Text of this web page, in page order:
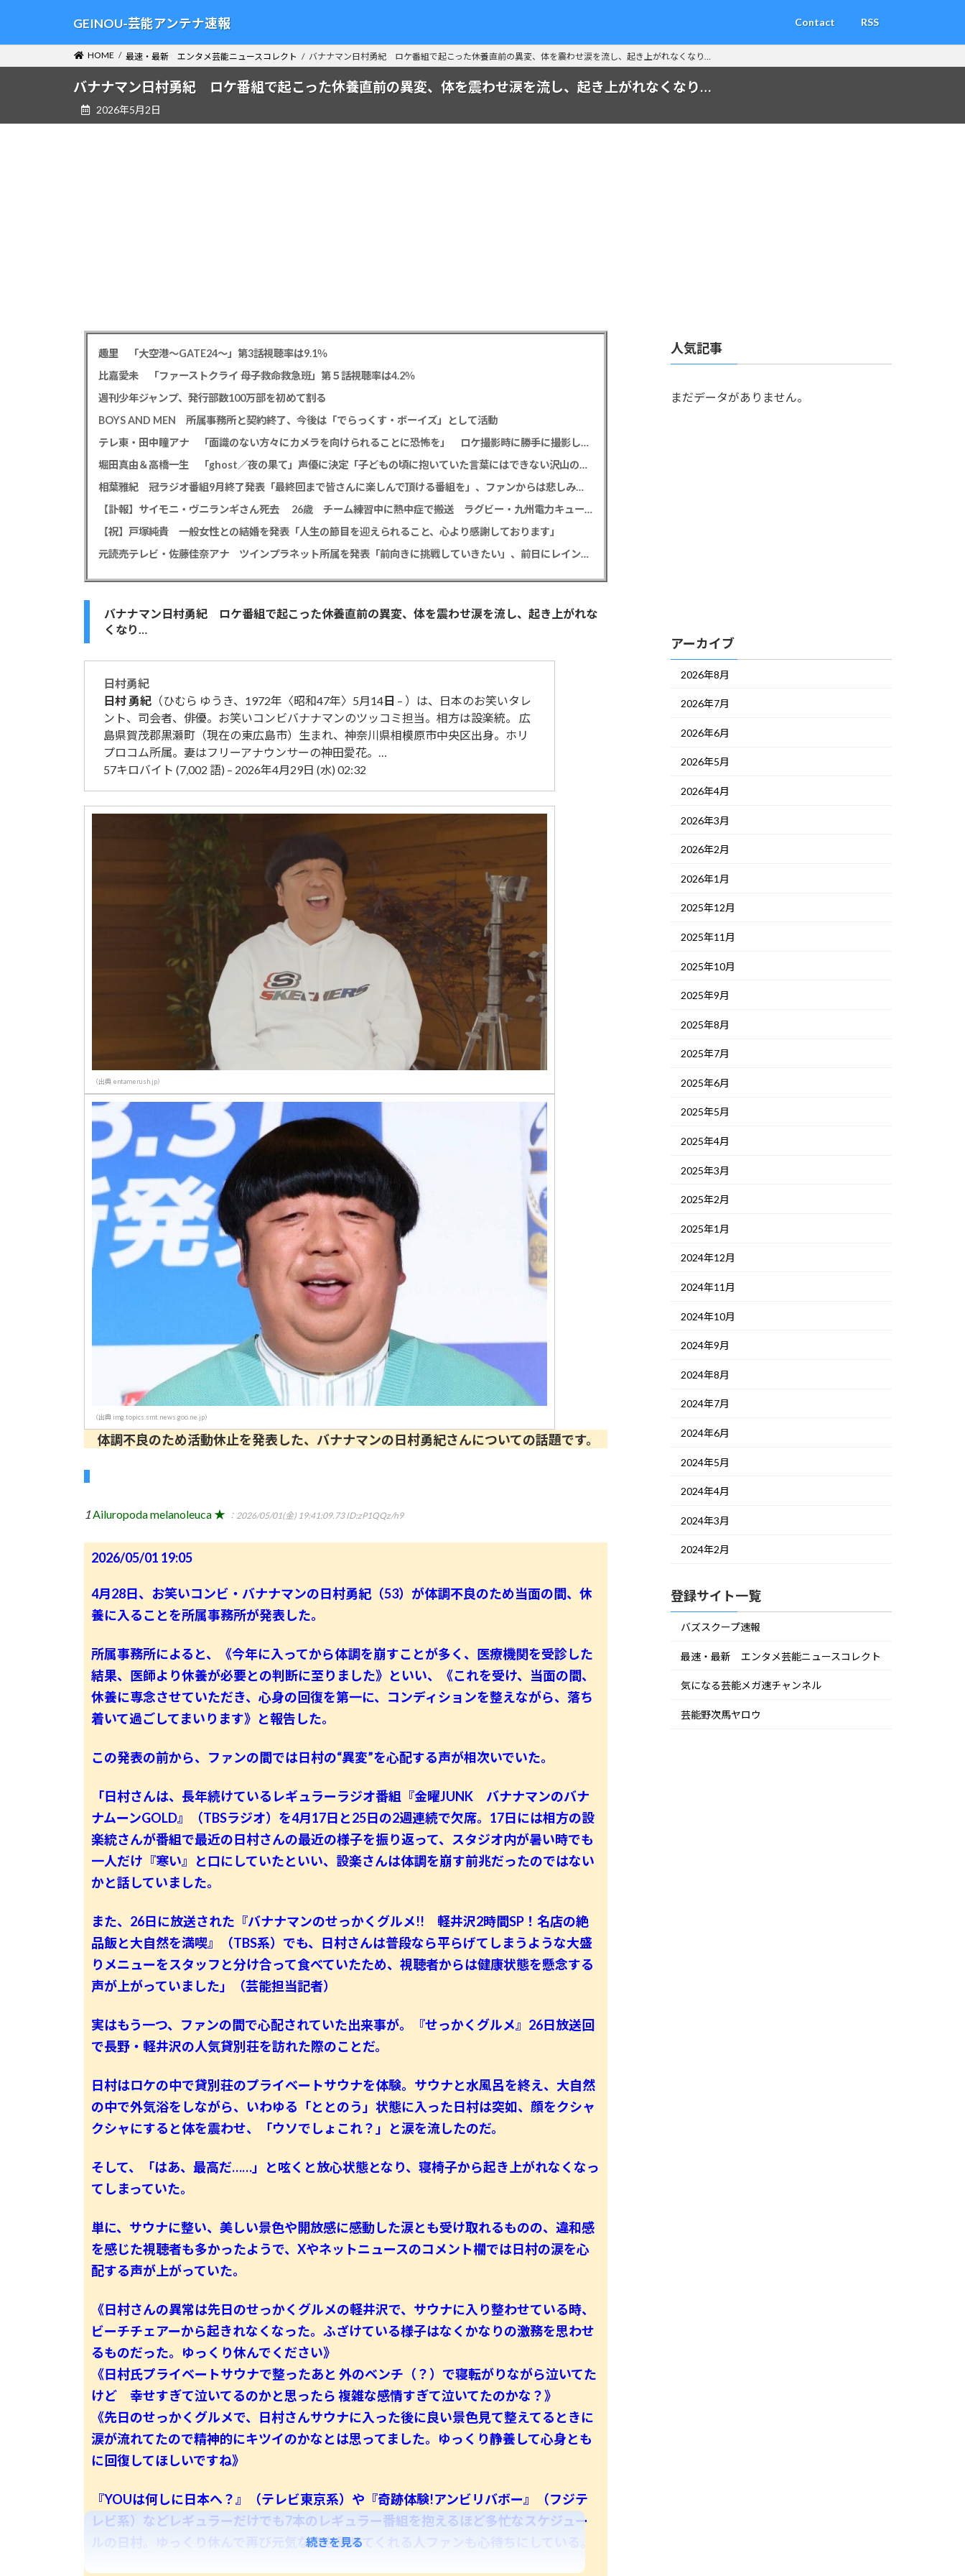
テ
ゲ
GEINOU-芸能アンテナ速報 Contact RSS
HOME 最速・最新 エンタメ芸能ニュースコレクト バナナマン日村勇紀 ロケ番組で起こった休養直前の異変、体を震わせ涙を流し、起き上がれなくなり…
バナナマン日村勇紀 ロケ番組で起こった休養直前の異変、体を震わせ涙を流し、起き上がれなくなり…
2026年5月2日
趣里 「大空港～GATE24～」第3話視聴率は9.1％
比嘉愛未 「ファーストクライ 母子救命救急班」第５話視聴率は4.2％
週刊少年ジャンプ、発行部数100万部を初めて割る
BOYS AND MEN 所属事務所と契約終了、今後は「でらっくす・ボーイズ」として活動
テレ東・田中瞳アナ 「面識のない方々にカメラを向けられることに恐怖を」 ロケ撮影時に勝手に撮影してくる人に注意喚起
堀田真由＆高橋一生 「ghost／夜の果て」声優に決定「子どもの頃に抱いていた言葉にはできない沢山の感情を思い出しました」
相葉雅紀 冠ラジオ番組9月終了発表「最終回まで皆さんに楽しんで頂ける番組を」、ファンからは悲しみの声
【訃報】サイモニ・ヴニランギさん死去 26歳 チーム練習中に熱中症で搬送 ラグビー・九州電力キューデンヴォルテクス選手
【祝】戸塚純貴 一般女性との結婚を発表「人生の節目を迎えられること、心より感謝しております」
元読売テレビ・佐藤佳奈アナ ツインプラネット所属を発表「前向きに挑戦していきたい」、前日にレインボー池田直人と結婚発表
バナナマン日村勇紀 ロケ番組で起こった休養直前の異変、体を震わせ涙を流し、起き上がれな
くなり…
日村勇紀
日村 勇紀 （ひむら ゆうき、1972年〈昭和47年〉5月14日 – ）は、日本のお笑いタレ
ント、司会者、俳優。お笑いコンビバナナマンのツッコミ担当。相方は設楽統。 広
島県賀茂郡黒瀬町（現在の東広島市）生まれ、神奈川県相模原市中央区出身。ホリ
プロコム所属。妻はフリーアナウンサーの神田愛花。…
57キロバイト (7,002 語) – 2026年4月29日 (水) 02:32
（出典 entamerush.jp）
（出典 img.topics.smt.news.goo.ne.jp）
体調不良のため活動休止を発表した、バナナマンの日村勇紀さんについての話題です。
1 Ailuropoda melanoleuca ★ ：2026/05/01(金) 19:41:09.73ID:zP1QQz/h9
2026/05/01 19:05
4月28日、お笑いコンビ・バナナマンの日村勇紀（53）が体調不良のため当面の間、休
養に入ることを所属事務所が発表した。
所属事務所によると、《今年に入ってから体調を崩すことが多く、医療機関を受診した
結果、医師より休養が必要との判断に至りました》といい、《これを受け、当面の間、
休養に専念させていただき、心身の回復を第一に、コンディションを整えながら、落ち
着いて過ごしてまいります》と報告した。
この発表の前から、ファンの間では日村の“異変”を心配する声が相次いでいた。
「日村さんは、長年続けているレギュラーラジオ番組『金曜JUNK バナナマンのバナ
ナムーンGOLD』（TBSラジオ）を4月17日と25日の2週連続で欠席。17日には相方の設
楽統さんが番組で最近の日村さんの最近の様子を振り返って、スタジオ内が暑い時でも
一人だけ『寒い』と口にしていたといい、設楽さんは体調を崩す前兆だったのではない
かと話していました。
また、26日に放送された『バナナマンのせっかくグルメ!! 軽井沢2時間SP！名店の絶
品飯と大自然を満喫』（TBS系）でも、日村さんは普段なら平らげてしまうような大盛
りメニューをスタッフと分け合って食べていたため、視聴者からは健康状態を懸念する
声が上がっていました」（芸能担当記者）
実はもう一つ、ファンの間で心配されていた出来事が。『せっかくグルメ』26日放送回
で長野・軽井沢の人気貸別荘を訪れた際のことだ。
日村はロケの中で貸別荘のプライベートサウナを体験。サウナと水風呂を終え、大自然
の中で外気浴をしながら、いわゆる「ととのう」状態に入った日村は突如、顔をクシャ
クシャにすると体を震わせ、「ウソでしょこれ？」と涙を流したのだ。
そして、「はあ、最高だ……」と呟くと放心状態となり、寝椅子から起き上がれなくなっ
てしまっていた。
単に、サウナに整い、美しい景色や開放感に感動した涙とも受け取れるものの、違和感
を感じた視聴者も多かったようで、Xやネットニュースのコメント欄では日村の涙を心
配する声が上がっていた。
《日村さんの異常は先日のせっかくグルメの軽井沢で、サウナに入り整わせている時、
ビーチチェアーから起きれなくなった。ふざけている様子はなくかなりの激務を思わせ
るものだった。ゆっくり休んでください》
《日村氏プライベートサウナで整ったあと 外のベンチ（？）で寝転がりながら泣いてた
けど 幸せすぎて泣いてるのかと思ったら 複雑な感情すぎて泣いてたのかな？》
《先日のせっかくグルメで、日村さんサウナに入った後に良い景色見て整えてるときに
涙が流れてたので精神的にキツイのかなとは思ってました。ゆっくり静養して心身とも
に回復してほしいですね》
『YOUは何しに日本へ？』（テレビ東京系）や『奇跡体験!アンビリバボー』（フジテ
レビ系）などレギュラーだけでも7本のレギュラー番組を抱えるほど多忙なスケジュー
ルの日村。ゆっくり休んで再び元気な姿を見せてくれる人ファンも心待ちにしている。
続きを見る
人気記事
まだデータがありません。
アーカイブ
2026年8月
2026年7月
2026年6月
2026年5月
2026年4月
2026年3月
2026年2月
2026年1月
2025年12月
2025年11月
2025年10月
2025年9月
2025年8月
2025年7月
2025年6月
2025年5月
2025年4月
2025年3月
2025年2月
2025年1月
2024年12月
2024年11月
2024年10月
2024年9月
2024年8月
2024年7月
2024年6月
2024年5月
2024年4月
2024年3月
2024年2月
登録サイト一覧
バズスクープ速報
最速・最新 エンタメ芸能ニュースコレクト
気になる芸能メガ速チャンネル
芸能野次馬ヤロウ